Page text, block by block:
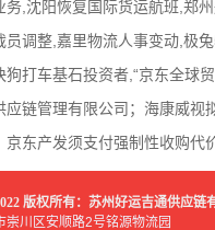
版权所有：苏州好运吉通供应链
崇川区安顺路2号铭源物流园